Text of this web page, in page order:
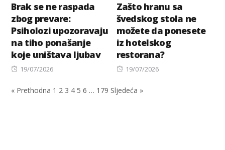
Brak se ne raspada
zbog prevare:
Psiholozi upozoravaju
na tiho ponašanje
koje uništava ljubav
Posted
19/07/2026
Zašto hranu sa
švedskog stola ne
možete da ponesete
iz hotelskog
restorana?
Posted
19/07/2026
« Prethodna 1 2 3 4 5 6 … 179 Sljedeća »